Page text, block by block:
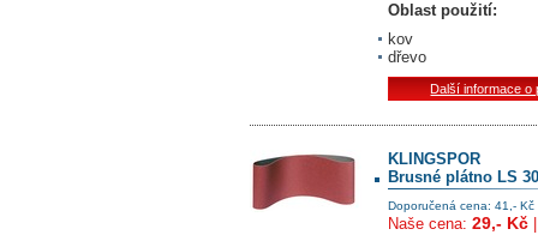
Oblast použití:
kov
dřevo
Další informace o
KLINGSPOR
Brusné plátno LS
Doporučená cena: 41,- Kč
Naše cena: 29,- Kč